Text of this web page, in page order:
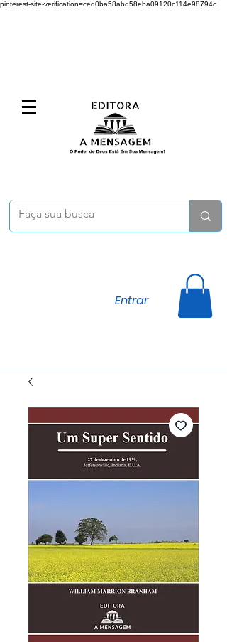
pinterest-site-verification=ced0ba58abd58eba09120c114e98794c
Entrar